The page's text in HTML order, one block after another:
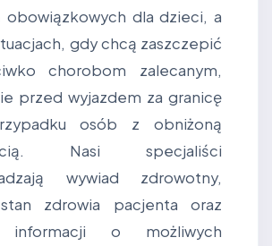
obowiązkowych dla dzieci, a
gdy chcą zaszczepić
chorobom zalecanym,
przed wyjazdem za granicę
osób z obniżoną
Nasi specjaliści
wywiad zdrowotny,
zdrowia pacjenta oraz
informacji o możliwych